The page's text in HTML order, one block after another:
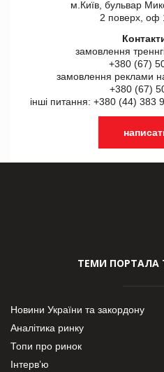
м.Київ, бульвар
2 поверх, оф
замовлення
+380 (67)
замовлення реклами
+380 (67)
інші питання: +380 (44) 383
ТЕМИ ПОРТАЛА
Новини України та закордону
Аналітика ринку
Топи про ринок
Інтерв’ю